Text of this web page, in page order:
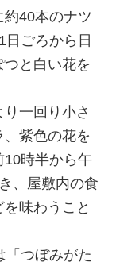
40本のナツ
ごろから日
と白い花を
一回り小さ
紫色の花を
10時半から午
、屋敷内の食
味わうこと
つぼみがた